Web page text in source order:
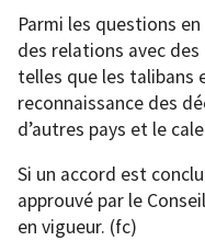
Parmi les questions
des relations avec
telles que les talibans
reconnaissance des
d’autres pays et le
Si un accord est
approuvé par le
en vigueur. (fc)